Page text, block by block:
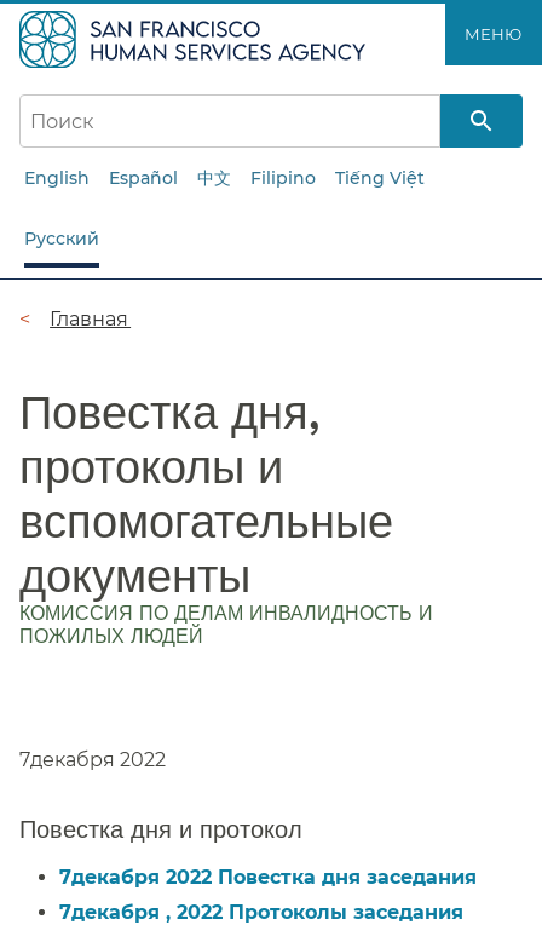
к
основному
содержанию​​
МЕНЮ​​
English Español 中文 Filipino Tiếng Việt
Русский
Цепочка
Главная​​
Повестка дня,
протоколы и
вспомогательные
документы
КОМИССИЯ ПО ДЕЛАМ ИНВАЛИДНОСТЬ И
ПОЖИЛЫХ ЛЮДЕЙ
7декабря 2022​​
Повестка дня и протокол​​
7декабря 2022 Повестка дня заседания​​
7декабря , 2022 Протоколы заседания​​